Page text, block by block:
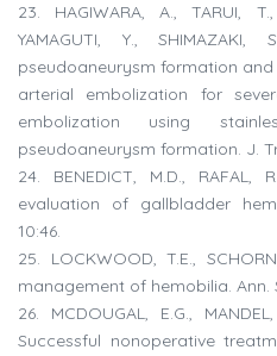
23. HAGIWARA, A., TARUI,
YAMAGUTI, Y.,
pseudoaneurysm formation
arterial embolization for
embolization using
pseudoaneurysm formation. J.
24. BENEDICT, M.D.,
evaluation of gallbladder
10:46.
25. LOCKWOOD, T.E.,
management of hemobilia. Ann.
26. MCDOUGAL, E.G.,
Successful nonoperative